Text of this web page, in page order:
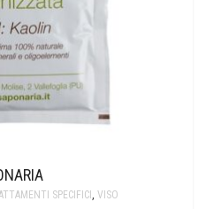
SPECIFICI , VISO